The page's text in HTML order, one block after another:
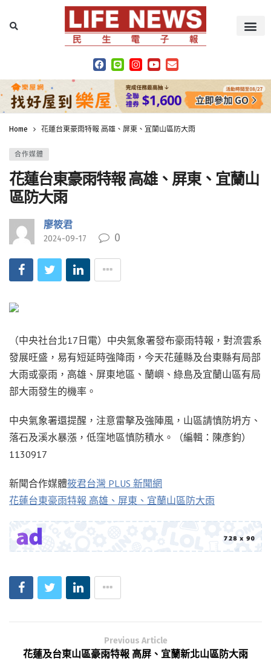
Home 花蓮台東豪雨特報 高雄、屏東、宜蘭山區防大雨
合作媒體
花蓮台東豪雨特報 高雄、屏東、宜蘭山
區防大雨
廖筱君
2024-09-17 0
（中央社台北17日電）中央氣象署發布豪雨特報，對流雲系
發展旺盛，易有短延時強降雨，今天花蓮縣及台東縣有局部
大雨或豪雨，高雄、屏東地區、蘭嶼、綠島及宜蘭山區有局
部大雨發生的機率。
中央氣象署還提醒，注意雷擊及強陣風，山區請慎防坍方、
落石及溪水暴漲，低窪地區慎防積水。（編輯：陳彥鈞）
1130917
新聞合作媒體筱君台灣 PLUS 新聞網
花蓮台東豪雨特報 高雄、屏東、宜蘭山區防大雨
Previous Article
花蓮及台東山區豪雨特報 高屏、宜蘭新北山區防大雨